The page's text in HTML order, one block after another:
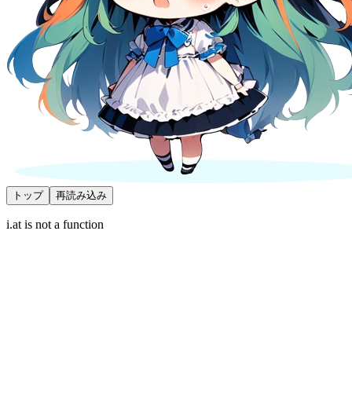
トップ 再読み込み
i.at is not a function